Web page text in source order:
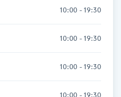
10:00 - 19:30
10:00 - 19:30
10:00 - 19:30
10:00 - 19:30